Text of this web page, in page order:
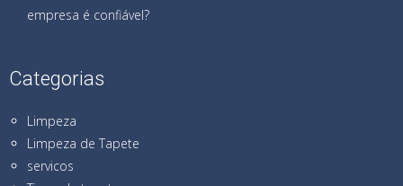
empresa é confiável?
Categorias
Limpeza
Limpeza de Tapete
servicos